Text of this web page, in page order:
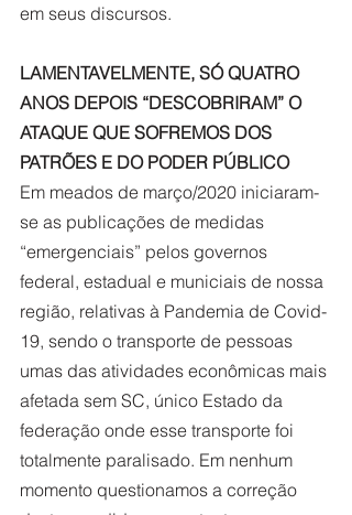
em seus discursos.
LAMENTAVELMENTE, SÓ QUATRO
ANOS DEPOIS “DESCOBRIRAM” O
ATAQUE QUE SOFREMOS DOS
PATRÕES E DO PODER PÚBLICO
Em meados de março/2020 iniciaram-
se as publicações de medidas
“emergenciais” pelos governos
federal, estadual e municiais de nossa
região, relativas à Pandemia de Covid-
19, sendo o transporte de pessoas
umas das atividades econômicas mais
afetada sem SC, único Estado da
federação onde esse transporte foi
totalmente paralisado. Em nenhum
momento questionamos a correção